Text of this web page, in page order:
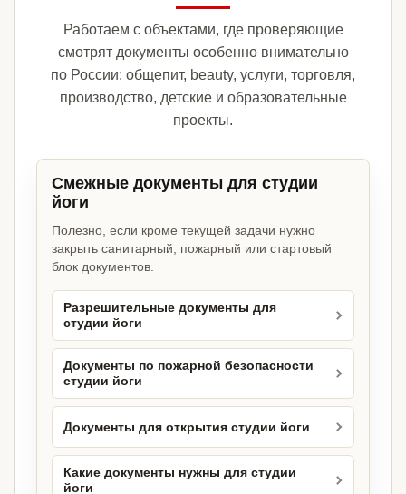
Работаем с объектами, где проверяющие
смотрят документы особенно внимательно
по России: общепит, beauty, услуги, торговля,
производство, детские и образовательные
проекты.
Смежные документы для студии
йоги
Полезно, если кроме текущей задачи нужно
закрыть санитарный, пожарный или стартовый
блок документов.
Разрешительные документы для
студии йоги
Документы по пожарной безопасности
студии йоги
Документы для открытия студии йоги
Какие документы нужны для студии
йоги